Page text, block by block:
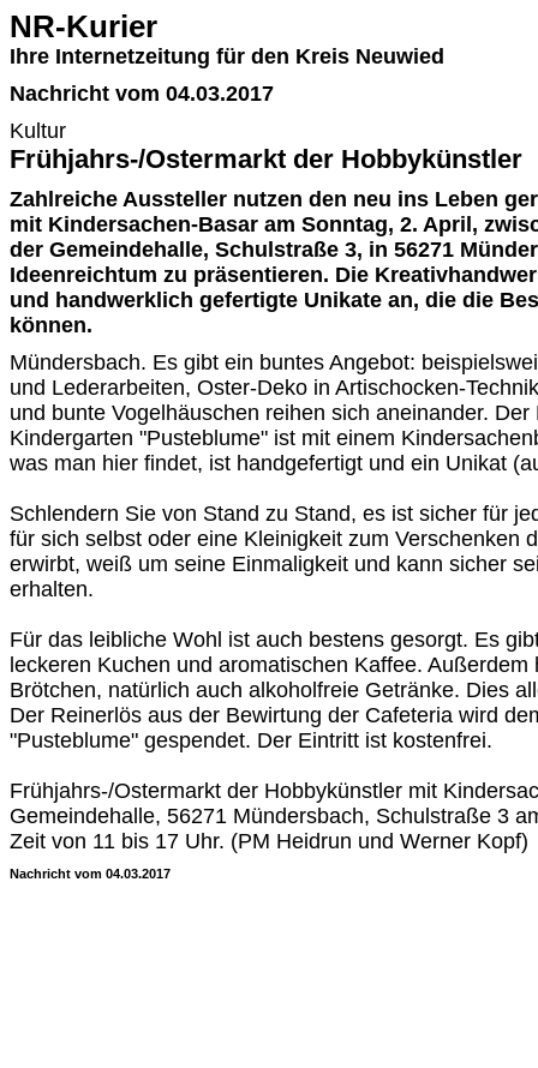
NR-Kurier
Ihre Internetzeitung für den Kreis Neuwied
Nachricht vom 04.03.2017
Kultur
Frühjahrs-/Ostermarkt der Hobbykünstler
Zahlreiche Aussteller nutzen den neu ins Leben
mit Kindersachen-Basar am Sonntag, 2. April,
der Gemeindehalle, Schulstraße 3, in 56271
Ideenreichtum zu präsentieren. Die
und handwerklich gefertigte Unikate an, die die
können.
Mündersbach. Es gibt ein buntes Angebot:
und Lederarbeiten, Oster-Deko in Artischocken-
und bunte Vogelhäuschen reihen sich aneinander. Der
Kindergarten "Pusteblume" ist mit einem
was man hier findet, ist handgefertigt und ein Unikat
Schlendern Sie von Stand zu Stand, es ist sicher für
für sich selbst oder eine Kleinigkeit zum Verschenken
erwirbt, weiß um seine Einmaligkeit und kann sicher
erhalten.
Für das leibliche Wohl ist auch bestens gesorgt. Es
leckeren Kuchen und aromatischen Kaffee.
Brötchen, natürlich auch alkoholfreie Getränke. Dies
Der Reinerlös aus der Bewirtung der Cafeteria wird
"Pusteblume" gespendet. Der Eintritt ist kostenfrei.
Frühjahrs-/Ostermarkt der Hobbykünstler mit
Gemeindehalle, 56271 Mündersbach, Schulstraße 3
Zeit von 11 bis 17 Uhr. (PM Heidrun und Werner Kopf)
Nachricht vom 04.03.2017